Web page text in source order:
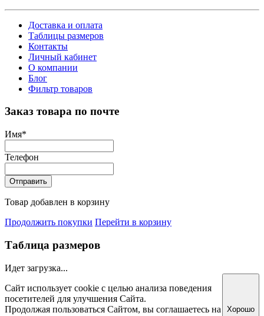
Доставка и оплата
Таблицы размеров
Контакты
Личный кабинет
О компании
Блог
Фильтр товаров
Заказ товара по почте
Имя*
Телефон
Отправить
Товар добавлен в корзину
Продолжить покупки Перейти в корзину
Таблица размеров
Идет загрузка...
Сайт использует cookie с целью анализа поведения
посетителей для улучшения Сайта.
Продолжая пользоваться Сайтом, вы соглашаетесь на
Хорошо